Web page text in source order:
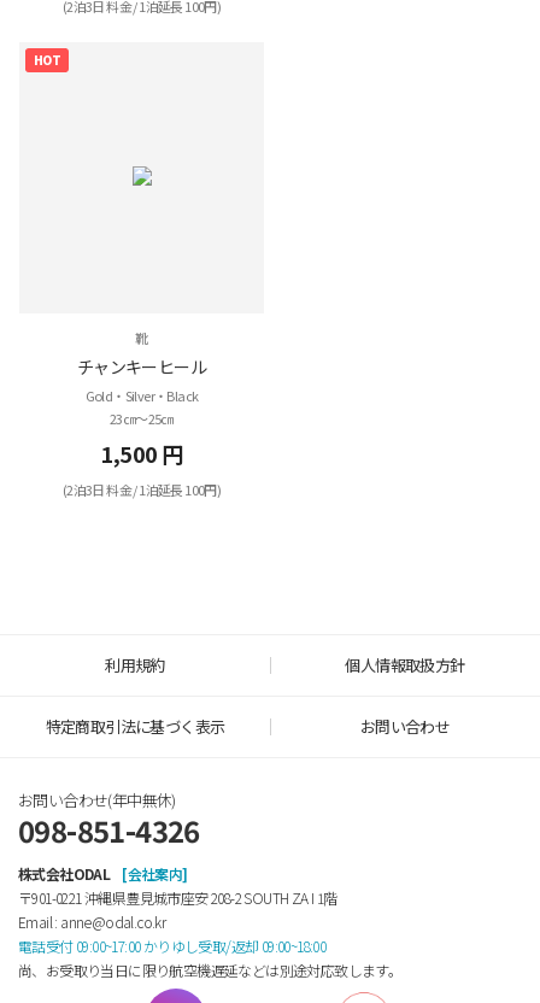
(2泊3日 料金 / 1泊延長 100円)
HOT
靴
チャンキーヒール
Gold・Silver・Black
23㎝～25㎝
1,500 円
(2泊3日 料金 / 1泊延長 100円)
利用規約 個人情報取扱方針
特定商取引法に基づく表示 お問い合わせ
お問い合わせ(年中無休)
098-851-4326
株式会社ODAL
[会社案内]
〒901-0221 沖縄県豊見城市座安 208-2 SOUTH ZA Ⅰ 1階
Email : anne@odal.co.kr
電話受付 09:00~17:00 かりゆし受取/返却 09:00~18:00
尚、お受取り当日に限り航空機遅延などは別途対応致します。